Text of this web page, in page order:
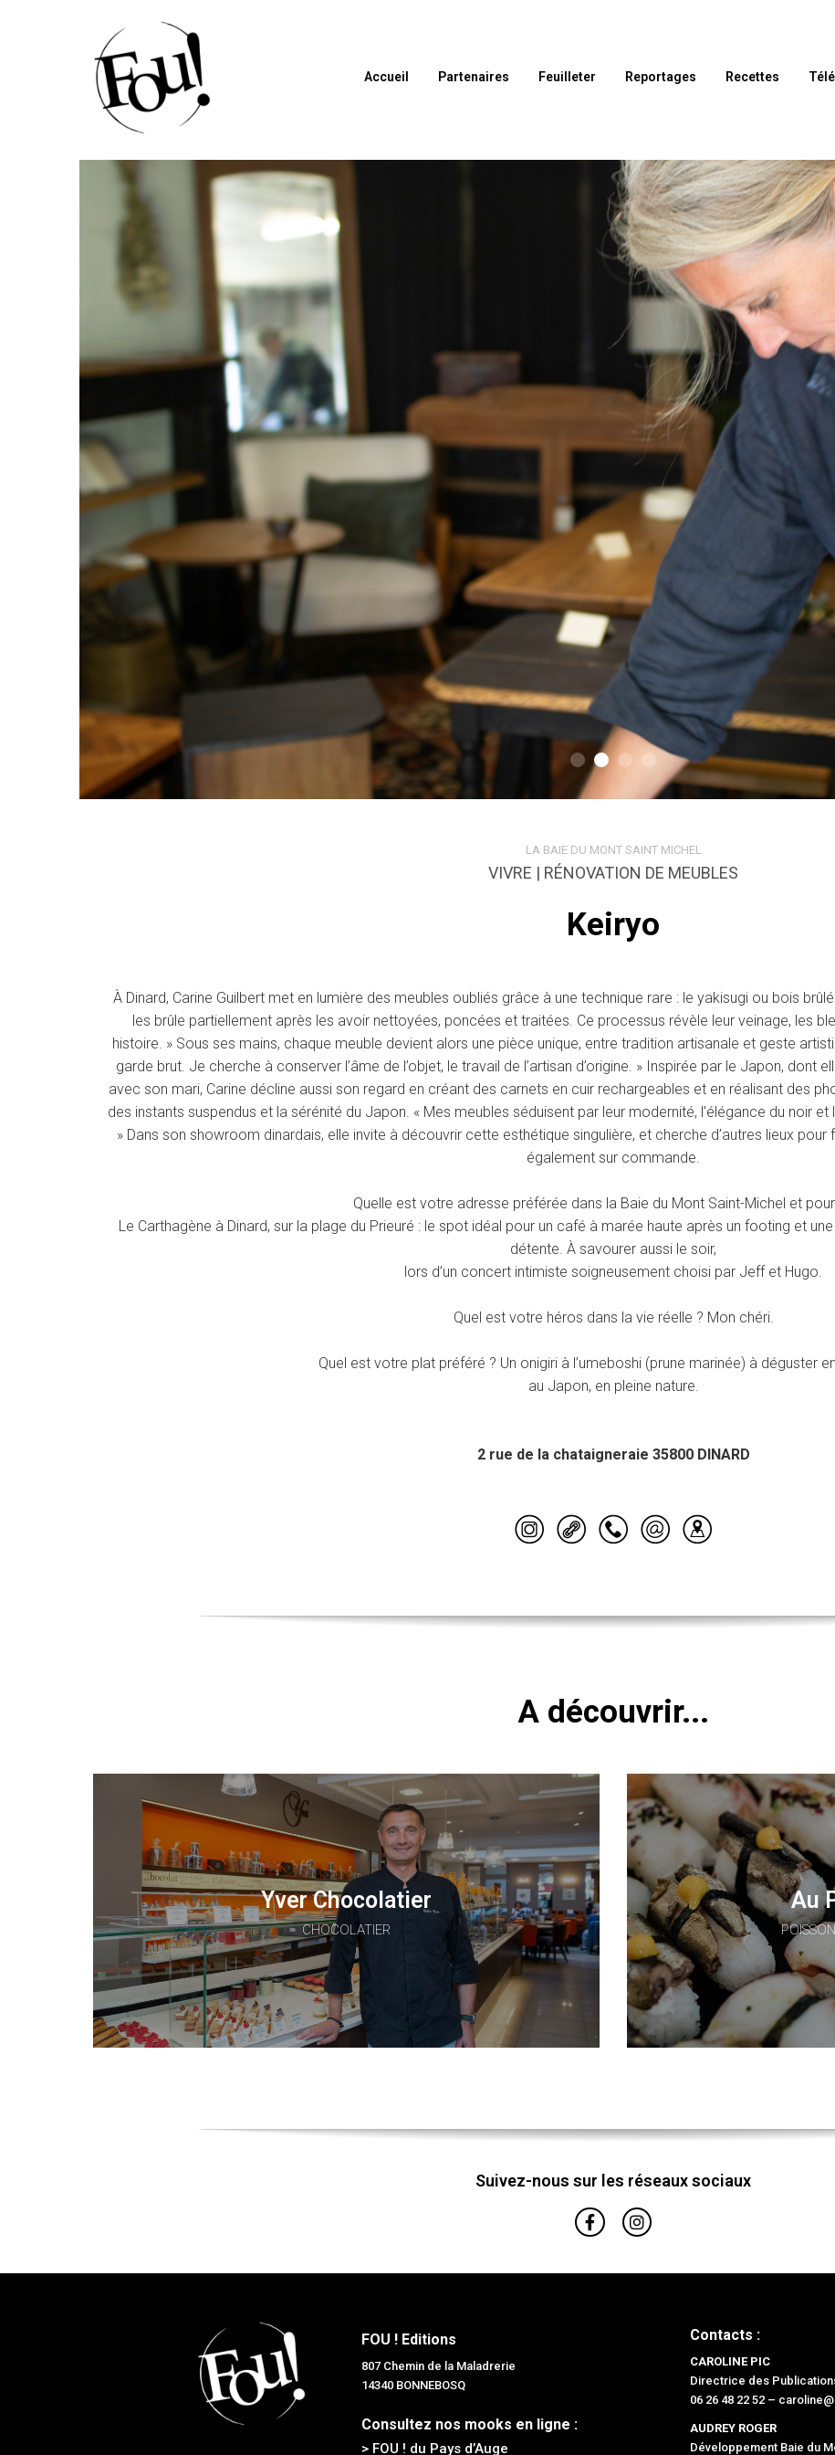
Accueil Partenaires Feuilleter Reportages Recettes
LA BAIE DU MONT SAINT MICHEL
VIVRE | RÉNOVATION DE MEUBLES
Keiryo
À Dinard, Carine Guilbert met en lumière des meubles oubliés grâce à une technique rare : le yakisugi ou bois
les brûle partiellement après les avoir nettoyées, poncées et traitées. Ce processus révèle leur veinage, les
histoire. » Sous ses mains, chaque meuble devient alors une pièce unique, entre tradition artisanale et geste
garde brut. Je cherche à conserver l’âme de l’objet, le travail de l’artisan d’origine. » Inspirée par le Japon,
avec son mari, Carine décline aussi son regard en créant des carnets en cuir rechargeables et en réalisant des
des instants suspendus et la sérénité du Japon. « Mes meubles séduisent par leur modernité, l’élégance du noir
» Dans son showroom dinardais, elle invite à découvrir cette esthétique singulière, et cherche d’autres lieux
également sur commande.
Quelle est votre adresse préférée dans la Baie du Mont Saint-Michel et
Le Carthagène à Dinard, sur la plage du Prieuré : le spot idéal pour un café à marée haute après un footing et
détente. À savourer aussi le soir,
lors d’un concert intimiste soigneusement choisi par Jeff et Hugo.
Quel est votre héros dans la vie réelle ? Mon chéri.
Quel est votre plat préféré ? Un onigiri à l’umeboshi (prune marinée) à déguster
au Japon, en pleine nature.
2 rue de la chataigneraie 35800 DINARD
A découvrir...
Yver Chocolatier
CHOCOLATIER
Au
Suivez-nous sur les réseaux sociaux
FOU ! Editions
807 Chemin de la Maladrerie
14340 BONNEBOSQ
Consultez nos mooks en ligne :
> FOU ! du Pays d’Auge
Contacts :
CAROLINE PIC
Directrice des
06 26 48 22 52 –
AUDREY ROGER
Développement Baie du